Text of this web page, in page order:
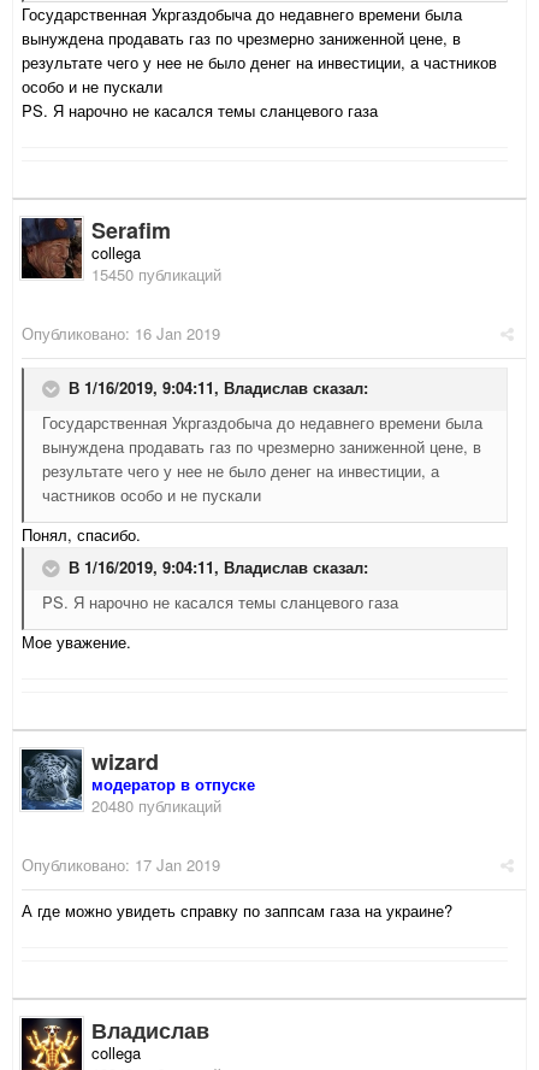
Государственная Укргаздобыча до недавнего времени была
вынуждена продавать газ по чрезмерно заниженной цене, в
результате чего у нее не было денег на инвестиции, а частников
особо и не пускали
PS. Я нарочно не касался темы сланцевого газа
Serafim
collega
15450 публикаций
Опубликовано: 16 Jan 2019
В 1/16/2019, 9:04:11, Владислав сказал:
Государственная Укргаздобыча до недавнего времени была
вынуждена продавать газ по чрезмерно заниженной цене, в
результате чего у нее не было денег на инвестиции, а
частников особо и не пускали
Понял, спасибо.
В 1/16/2019, 9:04:11, Владислав сказал:
PS. Я нарочно не касался темы сланцевого газа
Мое уважение.
wizard
модератор в отпуске
20480 публикаций
Опубликовано: 17 Jan 2019
А где можно увидеть справку по заппсам газа на украине?
Владислав
collega